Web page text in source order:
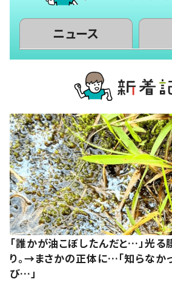
ニュース
「誰かが油こぼしたんだと…」光る
り。→まさかの正体に…「知らなかっ
び…」